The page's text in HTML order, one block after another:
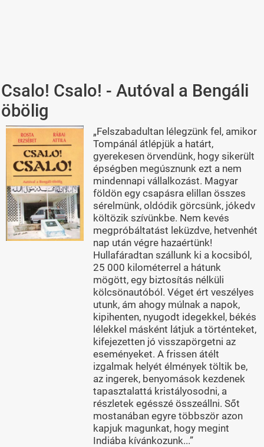
Csalo! Csalo! - Autóval a Bengáli
öbölig
„Felszabadultan lélegzünk fel, amikor
Tompánál átlépjük a határt,
gyerekesen örvendünk, hogy sikerült
épségben megúsznunk ezt a nem
mindennapi vállalkozást. Magyar
földön egy csapásra elillan összes
sérelmünk, oldódik görcsünk, jókedv
költözik szívünkbe. Nem kevés
megpróbáltatást leküzdve, hetvenhét
nap után végre hazaértünk!
Hullafáradtan szállunk ki a kocsiból,
25 000 kilométerrel a hátunk
mögött, egy biztosítás nélküli
kölcsönautóból. Véget ért veszélyes
utunk, ám ahogy múlnak a napok,
kipihenten, nyugodt idegekkel, békés
lélekkel másként látjuk a történteket,
kifejezetten jó visszapörgetni az
eseményeket. A frissen átélt
izgalmak helyét élmények töltik be,
az ingerek, benyomások kezdenek
tapasztalattá kristályosodni, a
részletek egésszé összeállni. Sőt
mostanában egyre többször azon
kapjuk magunkat, hogy megint
Indiába kívánkozunk...”